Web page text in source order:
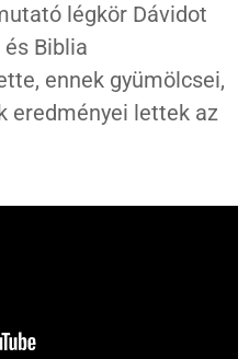
légkör Dávidot
Biblia
ennek gyümölcsei,
eredményei lettek az